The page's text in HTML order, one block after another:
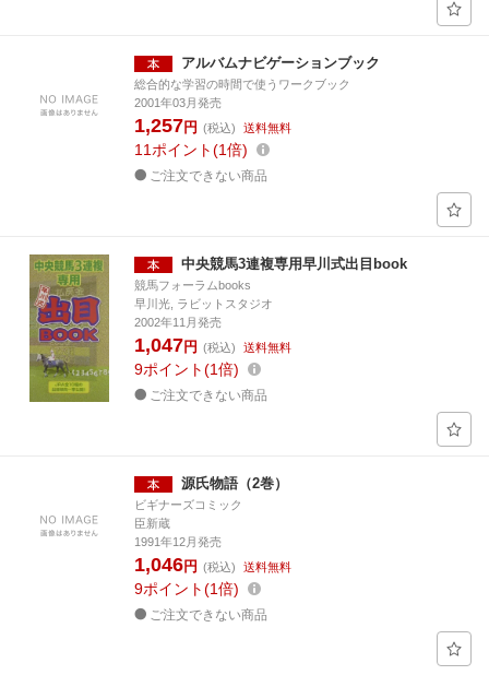
アルバムナビゲーションブック
総合的な学習の時間で使うワークブック
2001年03月発売
1,257円 (税込) 送料無料
11 ポイント 1倍
ご注文できない商品
中央競馬3連複専用早川式出目book
競馬フォーラムbooks
早川光, ラビットスタジオ
2002年11月発売
1,047円 (税込) 送料無料
9ポイント 1倍
ご注文できない商品
源氏物語（2巻）
ビギナーズコミック
臣新蔵
1991年12月発売
1,046円 (税込) 送料無料
9ポイント 1倍
ご注文できない商品